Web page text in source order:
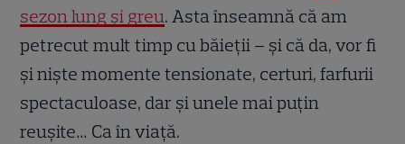
sezon lung și greu. Asta înseamnă că am
petrecut mult timp cu băieții – și că da, vor fi
și niște momente tensionate, certuri, farfurii
spectaculoase, dar și unele mai puțin
reușite… Ca în viață.